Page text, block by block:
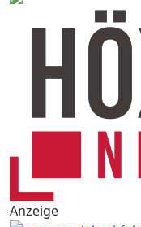
Anzeige